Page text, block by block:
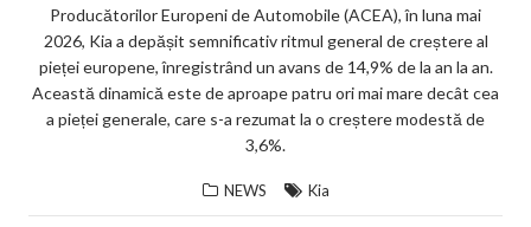
Producătorilor Europeni de Automobile (ACEA), în luna mai
2026, Kia a depășit semnificativ ritmul general de creștere al
pieței europene, înregistrând un avans de 14,9% de la an la an.
Această dinamică este de aproape patru ori mai mare decât cea
a pieței generale, care s-a rezumat la o creștere modestă de
3,6%.
NEWS Kia